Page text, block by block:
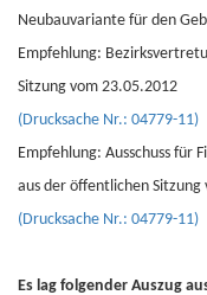
Neubauvariante für den
Empfehlung:
Sitzung vom 23.05.2012
(Drucksache Nr.: 04779-11)
Empfehlung: Ausschuss für
aus der öffentlichen Sitzung
(Drucksache Nr.: 04779-11)
Es lag folgender Auszug